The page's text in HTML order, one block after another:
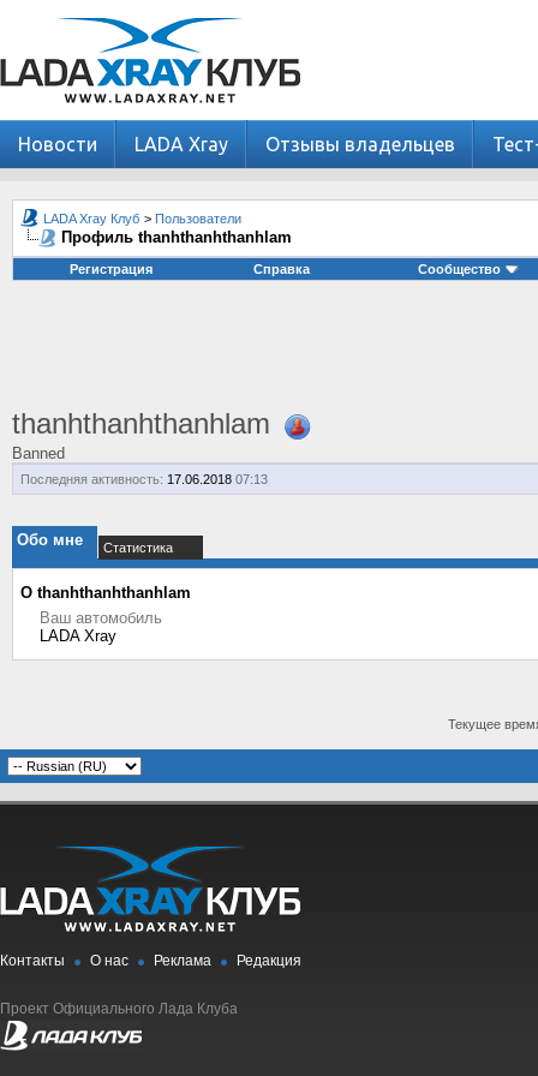
Новости LADA Xray Отзывы владельцев
LADA Xray Клуб > Пользователи
Профиль thanhthanhthanhlam
Регистрация Справка Сообщество
thanhthanhthanhlam
Banned
Последняя активность: 17.06.2018 07:13
Обо мне Статистика
О thanhthanhthanhlam
Ваш автомобиль
LADA Xray
Текущее
Контакты О нас Реклама Редакция
Проект Официального Лада Клуба